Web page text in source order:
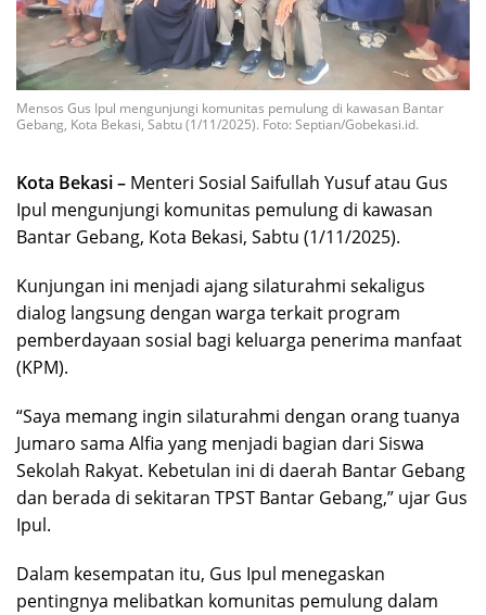
Mensos Gus Ipul mengunjungi komunitas pemulung di kawasan Bantar
Gebang, Kota Bekasi, Sabtu (1/11/2025). Foto: Septian/Gobekasi.id.
Kota Bekasi – Menteri Sosial Saifullah Yusuf atau Gus
Ipul mengunjungi komunitas pemulung di kawasan
Bantar Gebang, Kota Bekasi, Sabtu (1/11/2025).
Kunjungan ini menjadi ajang silaturahmi sekaligus
dialog langsung dengan warga terkait program
pemberdayaan sosial bagi keluarga penerima manfaat
(KPM).
“Saya memang ingin silaturahmi dengan orang tuanya
Jumaro sama Alfia yang menjadi bagian dari Siswa
Sekolah Rakyat. Kebetulan ini di daerah Bantar Gebang
dan berada di sekitaran TPST Bantar Gebang,” ujar Gus
Ipul.
Dalam kesempatan itu, Gus Ipul menegaskan
pentingnya melibatkan komunitas pemulung dalam